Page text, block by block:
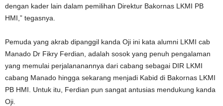
dengan kader lain dalam pemilihan Direktur Bakornas LKMI PB
HMI,” tegasnya.
Pemuda yang akrab dipanggil kanda Oji ini kata alumni LKMI cab
Manado Dr Fikry Ferdian, adalah sosok yang penuh pengalaman
yang memulai perjalananannya dari cabang sebagai DIR LKMI
cabang Manado hingga sekarang menjadi Kabid di Bakornas LKMI
PB HMI. Untuk itu, Ferdian pun sangat antusias mendukung kanda
Oji.